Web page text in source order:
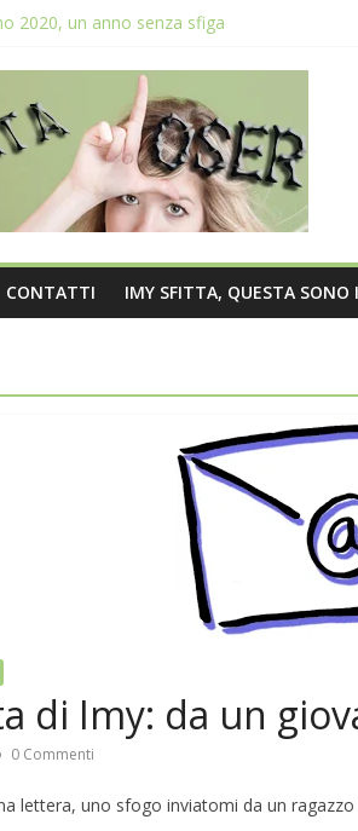
2020, un anno senza sfiga
più sfortunato? Info e curiosità nel post
mi perseguita anche con la spesa
bisestile porta sfortuna davvero?
CONTATTI IMY SFITTA, QUESTA SONO
di Imy: da un
0 Commenti
lettera, uno sfogo inviatomi da un